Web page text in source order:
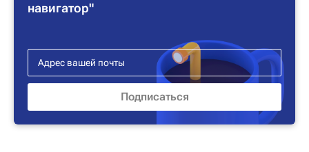
навигатор"